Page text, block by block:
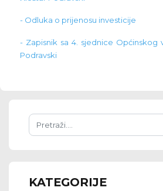
- Odluka o prijenosu investicije
- Zapisnik sa 4. sjednice Općinskog
Podravski
KATEGORIJE